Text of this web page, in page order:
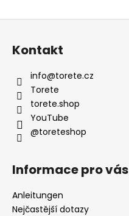
F
Kontakt
info@torete.cz
Torete
torete.shop
YouTube
@toreteshop
Informace pro vás
Anleitungen
Nejčastější dotazy